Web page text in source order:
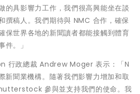
的具影響力工作，我們很高興能坐在談
撰稿人。我們期待與 NMC 合作，確保
保世界各地的新聞讀者都能接觸到體育
件。」
行政總裁Andrew Moger 表示：「N
新聞業機構。隨著我們影響力增加和取
參與並支持我們的使命。我